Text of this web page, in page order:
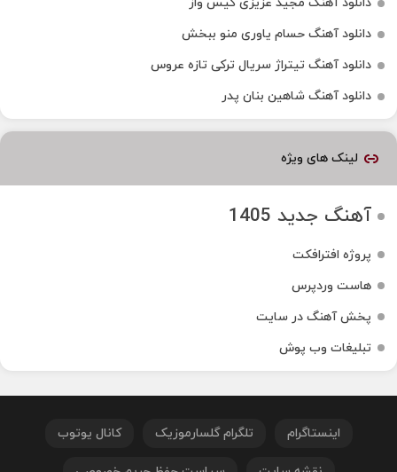
دانلود آهنگ حسام یاوری منو ببخش
دانلود آهنگ تیتراژ سریال ترکی تازه عروس
دانلود آهنگ شاهین بنان پدر
لینک های ویژه
آهنگ جدید 1405
پروژه افترافکت
هاست وردپرس
پخش آهنگ در سایت
تبلیغات وب پوش
اینستاگرام تلگرام گلسارموزیک کانال یوتوب